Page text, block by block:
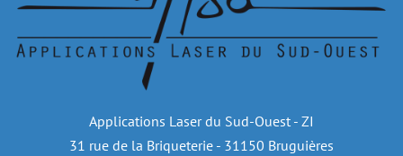
Applications Laser du Sud-Ouest - ZI
31 rue de la Briqueterie - 31150 Bruguières